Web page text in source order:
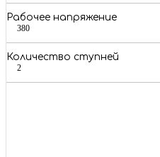
Рабочее напряжение
380
Количество ступней
2